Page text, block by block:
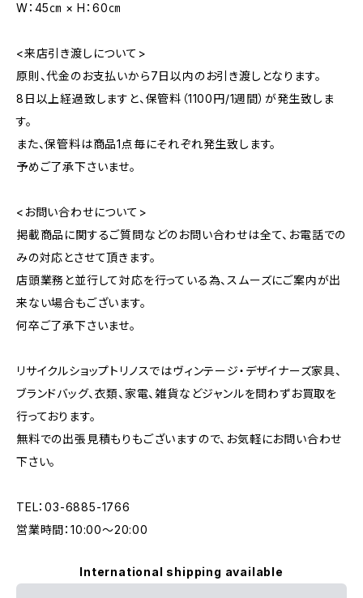
W：45㎝ × H：60㎝
<来店引き渡しについて>
原則、代金のお支払いから7日以内のお引き渡しとなります。
8日以上経過致しますと、保管料（1100円/1週間）が発生致しま
す。
また、保管料は商品1点毎にそれぞれ発生致します。
予めご了承下さいませ。
<お問い合わせについて>
掲載商品に関するご質問などのお問い合わせは全て、お電話での
みの対応とさせて頂きます。
店頭業務と並行して対応を行っている為、スムーズにご案内が出
来ない場合もございます。
何卒ご了承下さいませ。
リサイクルショップトリノスではヴィンテージ・デザイナーズ家具、
ブランドバッグ、衣類、家電、雑貨などジャンルを問わずお買取を
行っております。
無料での出張見積もりもございますので、お気軽にお問い合わせ
下さい。
TEL：03-6885-1766
営業時間：10:00〜20:00
International shipping available